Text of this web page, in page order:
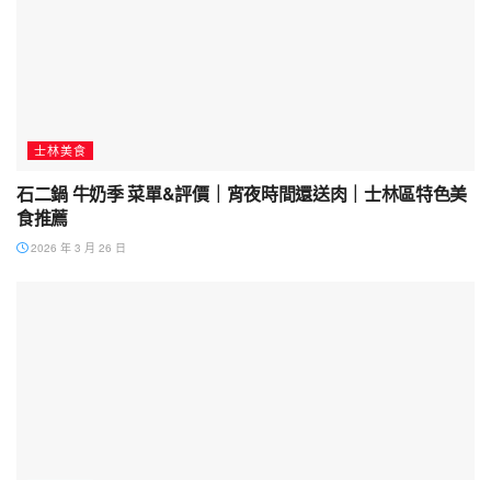
士林美食
石二鍋 牛奶季 菜單&評價｜宵夜時間還送肉｜士林區特色美
食推薦
2026 年 3 月 26 日